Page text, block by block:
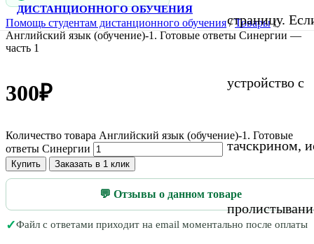
ДИСТАНЦИОННОГО ОБУЧЕНИЯ
страницу.
устройство с
тачскрином,
Помощь студентам дистанционного обучения/Товары/
Английский язык (обучение)-1. Готовые ответы Синергии —
часть 1
300₽
Количество товара Английский язык (обучение)-1. Готовые
ответы Синергии
Купить Заказать в 1 клик
💬 Отзывы о данном товаре
✓Файл с ответами приходит на email моментально после оплаты